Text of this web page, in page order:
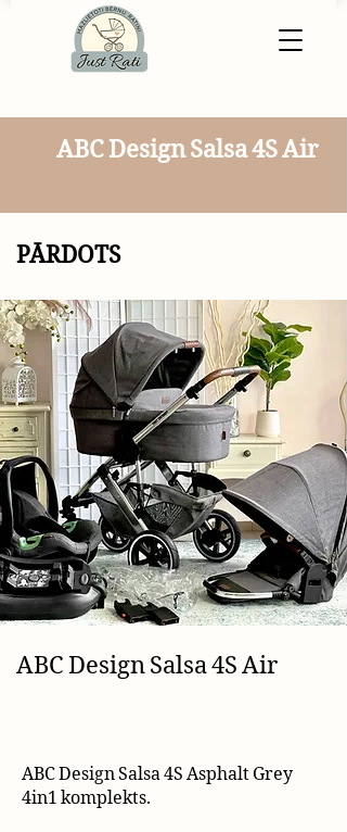
ABC Design Salsa 4S Air
PĀRDOTS
ABC Design Salsa 4S Air
ABC Design Salsa 4S Asphalt Grey
4in1 komplekts.